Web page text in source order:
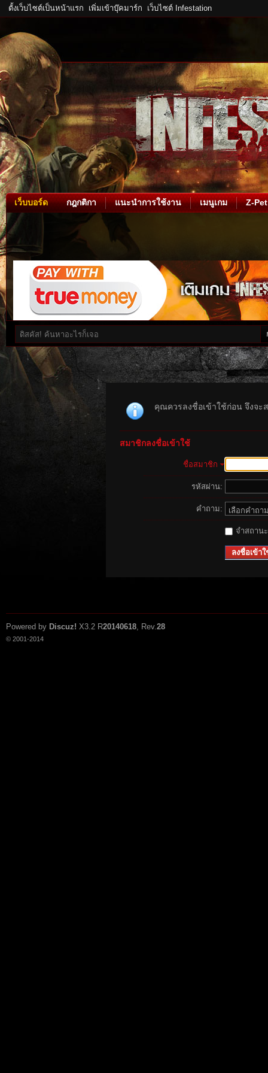
ตั้งเว็บไซต์เป็นหน้าแรก เพิ่มเข้าบุ๊คมาร์ก เว็บไซต์ Infestation
เว็บบอร์ด กฎกติกา แนะนำการใช้งาน เมนูเกม Z-Pet
คุณควรลงชื่อเข้าใช้ก่อน จึงจะ
สมาชิกลงชื่อเข้าใช้
ชื่อสมาชิก
รหัสผ่าน:
คำถาม:
จำสถาน
ลงชื่อเข้าใ
Powered by Discuz! X3.2 R20140618, Rev.28
© 2001-2014